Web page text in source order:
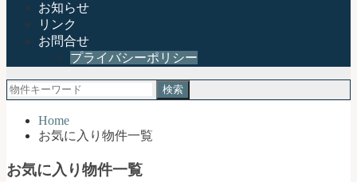
琴
地
お知らせ
リンク
お問合せ
プライバシーポリシー
検
索:
Home
お気に入り物件一覧
お気に入り物件一覧